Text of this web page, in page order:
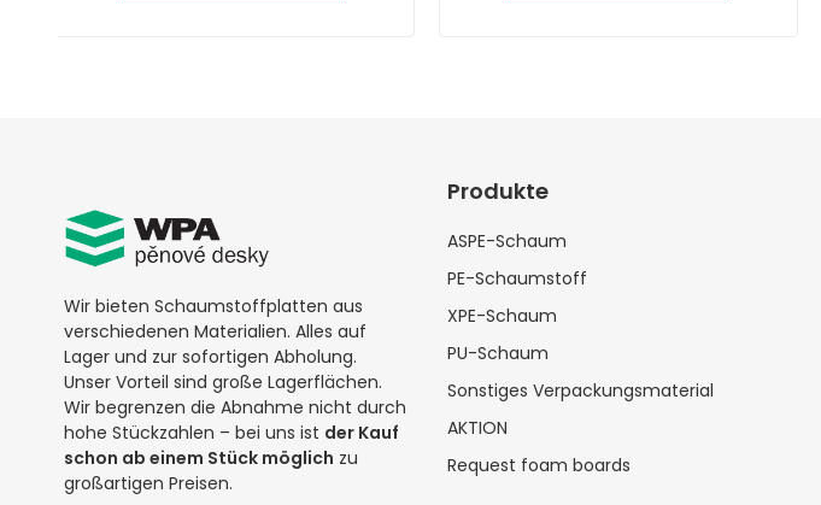
Produkte
ASPE-Schaum
PE-Schaumstoff
XPE-Schaum
PU-Schaum
Sonstiges Verpackungsmaterial
AKTION
Request foam boards
Wir bieten Schaumstoffplatten aus
verschiedenen Materialien. Alles auf
Lager und zur sofortigen Abholung.
Unser Vorteil sind große Lagerflächen.
Wir begrenzen die Abnahme nicht durch
hohe Stückzahlen – bei uns ist der Kauf
schon ab einem Stück möglich zu
großartigen Preisen.